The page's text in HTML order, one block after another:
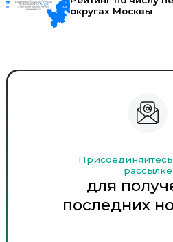
округах Москвы
рассылке
для
последних